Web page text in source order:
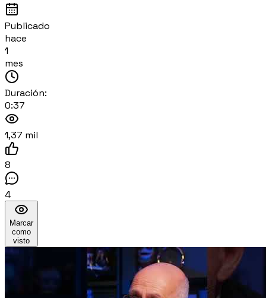
Publicado
hace
1
mes
Duración:
0:37
1,37 mil
8
4
Marcar
como
visto